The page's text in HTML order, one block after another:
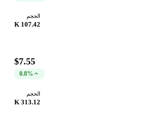
الحجم
107.42 K
$7.55
0.8%
الحجم
313.12 K